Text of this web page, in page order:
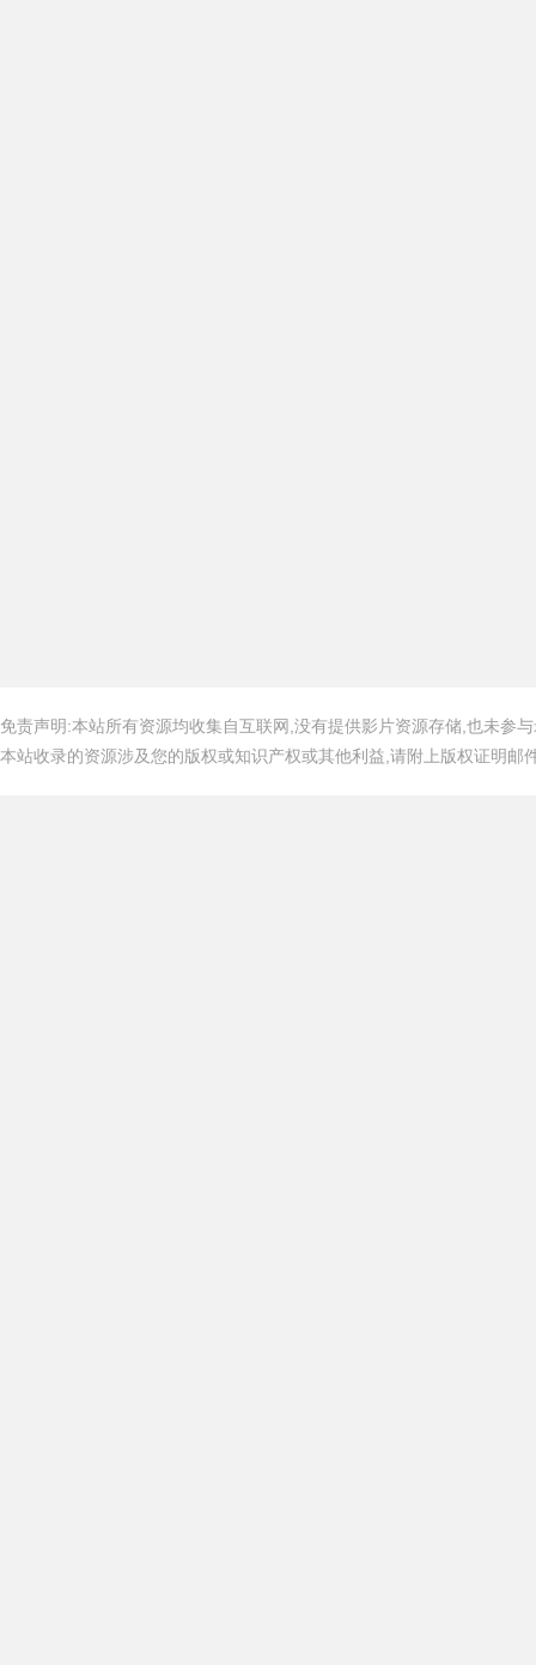
免责声明:本站所有资源均收集自互联网,没有提供影片资源存储,也未参
本站收录的资源涉及您的版权或知识产权或其他利益,请附上版权证明